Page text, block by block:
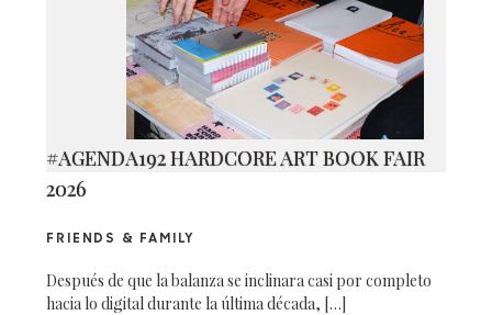
#AGENDA192 HARDCORE ART BOOK FAIR
2026
FRIENDS & FAMILY
Después de que la balanza se inclinara casi por completo
hacia lo digital durante la última década, […]